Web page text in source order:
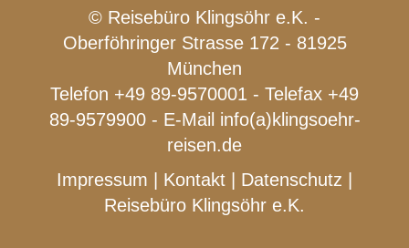
© Reisebüro Klingsöhr e.K. -
Oberföhringer Strasse 172 - 81925
München
Telefon +49 89-9570001 - Telefax +49
89-9579900 - E-Mail info(a)klingsoehr-
reisen.de
Impressum
Kontakt Datenschutz
Reisebüro Klingsöhr e.K.